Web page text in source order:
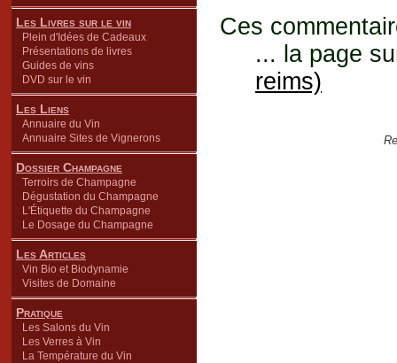
Les Livres sur le vin
Plein d'Idées de Cadeaux
Présentations de livres
Guides de vins
DVD sur le vin
Les Liens
Annuaire du Vin
Annuaire Sites de Vignerons
Dossier Champagne
Terroirs de Champagne
Dégustation du Champagne
L'Étiquette du Champagne
Le Dosage du Champagne
Les Articles
Vin Bio et Biodynamie
Visites de Domaine
Pratique
Les Salons du Vin
Les Verres à Vin
La Température du Vin
Ces
... la page
reims)